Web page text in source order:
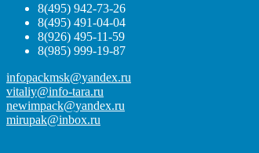
8(495) 942-73-26
8(495) 491-04-04
8(926) 495-11-59
8(985) 999-19-87
infopackmsk@yandex.ru
vitaliy@info-tara.ru
newimpack@yandex.ru
mirupak@inbox.ru